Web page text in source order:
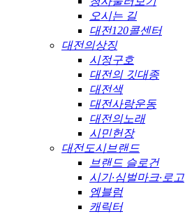
오시는 길
대전120콜센터
대전의상징
시정구호
대전의 깃대종
대전색
대전사랑운동
대전의노래
시민헌장
대전도시브랜드
브랜드 슬로건
시기·심벌마크·로고
엠블럼
캐릭터